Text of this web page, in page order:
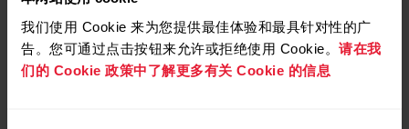
我们使用 Cookie 来为您提供最佳体验和最具针对性的广
告。您可通过点击按钮来允许或拒绝使用 Cookie。 请在我
们的 Cookie 政策中了解更多有关 Cookie 的信息